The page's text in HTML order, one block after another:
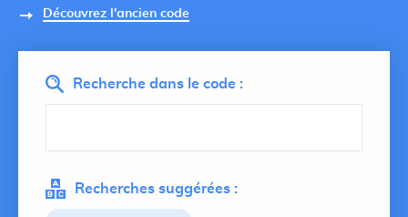
Découvrez l'ancien code
Recherche dans le code :
Recherches suggérées :